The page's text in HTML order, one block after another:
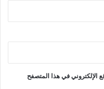
الإلكتروني في هذا المتصفح